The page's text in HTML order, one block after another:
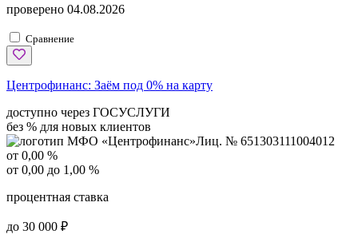
проверено 04.08.2026
Сравнение
Центрофинанс: Заём под 0% на карту
доступно через ГОСУСЛУГИ
без % для новых клиентов
Лиц. № 651303111004012
от 0,00 %
от 0,00 до 1,00 %
процентная ставка
до 30 000 ₽